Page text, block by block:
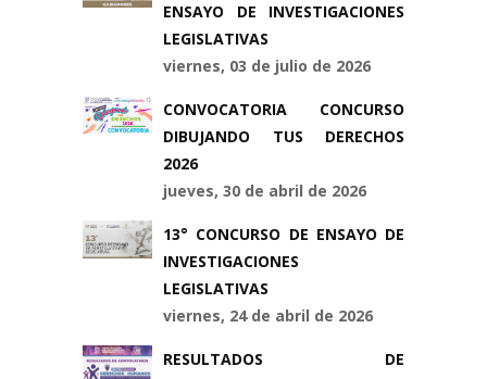
ENSAYO DE INVESTIGACIONES
LEGISLATIVAS
viernes, 03 de julio de 2026
CONVOCATORIA CONCURSO
DIBUJANDO TUS DERECHOS
2026
jueves, 30 de abril de 2026
13° CONCURSO DE ENSAYO DE
INVESTIGACIONES
LEGISLATIVAS
viernes, 24 de abril de 2026
RESULTADOS DE